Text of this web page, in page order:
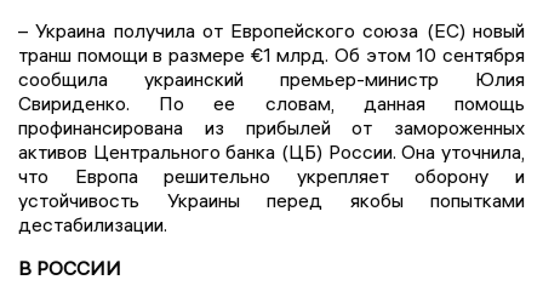
– Украина получила от Европейского союза (ЕС) новый
транш помощи в размере €1 млрд. Об этом 10 сентября
сообщила украинский премьер-министр Юлия
Свириденко. По ее словам, данная помощь
профинансирована из прибылей от замороженных
активов Центрального банка (ЦБ) России. Она уточнила,
что Европа решительно укрепляет оборону и
устойчивость Украины перед якобы попытками
дестабилизации.
В РОССИИ